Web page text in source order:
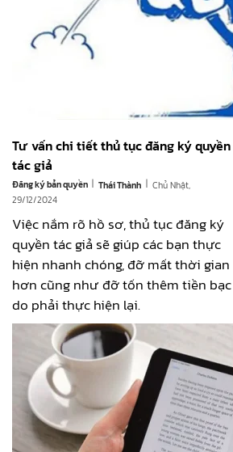
Tư vấn chi tiết thủ tục đăng ký quyền
tác giả
Đăng ký bản quyền | Thái Thành | Chủ Nhật,
29/12/2024
Việc nắm rõ hồ sơ, thủ tục đăng ký
quyền tác giả sẽ giúp các bạn thực
hiện nhanh chóng, đỡ mất thời gian
hơn cũng như đỡ tốn thêm tiền bạc
do phải thực hiện lại.